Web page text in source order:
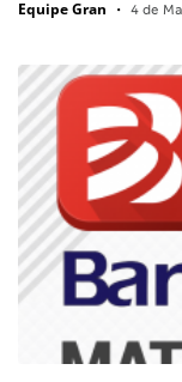
Equipe Gran • 4 de